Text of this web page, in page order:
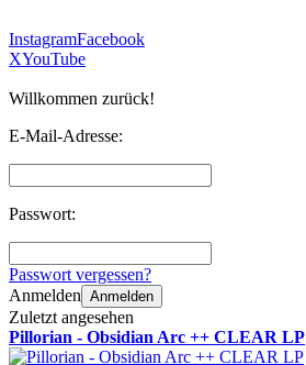
InstagramFacebook
XYouTube
Willkommen zurück!
E-Mail-Adresse:
Passwort:
Passwort vergessen?
Anmelden Anmelden
Zuletzt angesehen
Pillorian - Obsidian Arc ++ CLEAR LP